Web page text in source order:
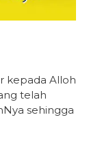
kepada Alloh
telah
sehingga